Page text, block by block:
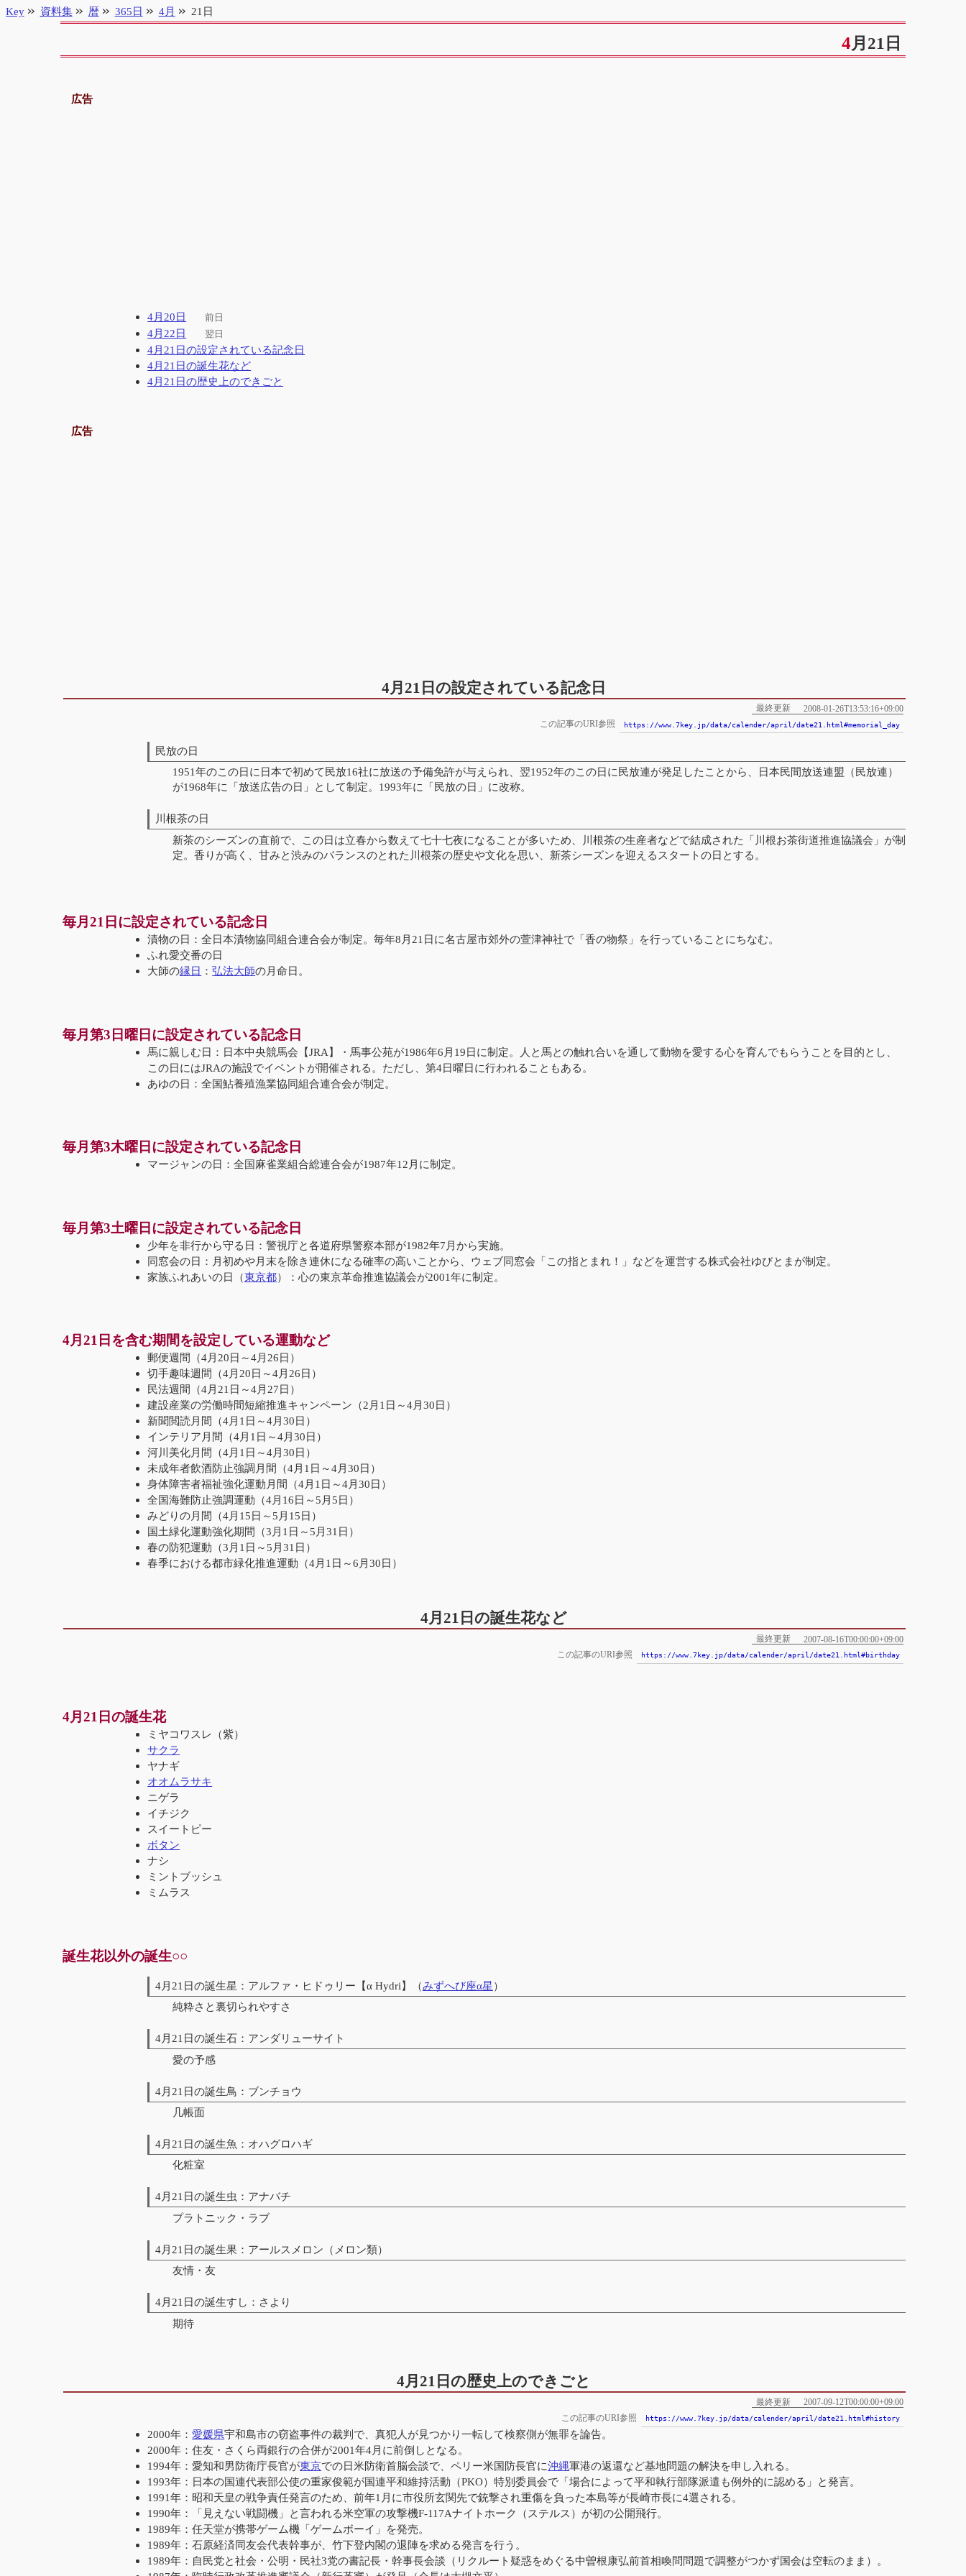
4月21日
広告
4月20日 前日
4月22日 翌日
4月21日の設定されている記念日
4月21日の誕生花など
4月21日の歴史上のできごと
広告
4月21日の設定されている記念日
最終更新
2008-01-26T13:53:16+09:00
この記事のURI参照
https://www.7key.jp/data/calender/april/date21.html#memorial_day
民放の日
1951年のこの日に日本で初めて民放16社に放送の予備免許が与えられ、翌1952年のこの日に民放連が発足したことから、日本民間放送連盟（民放連）
が1968年に「放送広告の日」として制定。1993年に「民放の日」に改称。
川根茶の日
新茶のシーズンの直前で、この日は立春から数えて七十七夜になることが多いため、川根茶の生産者などで結成された「川根お茶街道推進協議会」が制
定。香りが高く、甘みと渋みのバランスのとれた川根茶の歴史や文化を思い、新茶シーズンを迎えるスタートの日とする。
毎月21日に設定されている記念日
漬物の日：全日本漬物協同組合連合会が制定。毎年8月21日に名古屋市郊外の萱津神社で「香の物祭」を行っていることにちなむ。
ふれ愛交番の日
大師の縁日 ：弘法大師の月命日。
毎月第3日曜日に設定されている記念日
馬に親しむ日：日本中央競馬会【JRA】・馬事公苑が1986年6月19日に制定。人と馬との触れ合いを通して動物を愛する心を育んでもらうことを目的とし、
この日にはJRAの施設でイベントが開催される。ただし、第4日曜日に行われることもある。
あゆの日：全国鮎養殖漁業協同組合連合会が制定。
毎月第3木曜日に設定されている記念日
マージャンの日：全国麻雀業組合総連合会が1987年12月に制定。
毎月第3土曜日に設定されている記念日
少年を非行から守る日：警視庁と各道府県警察本部が1982年7月から実施。
同窓会の日：月初めや月末を除き連休になる確率の高いことから、ウェブ同窓会「この指とまれ！」などを運営する株式会社ゆびとまが制定。
家族ふれあいの日（東京都）：心の東京革命推進協議会が2001年に制定。
4月21日を含む期間を設定している運動など
郵便週間（4月20日～4月26日）
切手趣味週間（4月20日～4月26日）
民法週間（4月21日～4月27日）
建設産業の労働時間短縮推進キャンペーン（2月1日～4月30日）
新聞閲読月間（4月1日～4月30日）
インテリア月間（4月1日～4月30日）
河川美化月間（4月1日～4月30日）
未成年者飲酒防止強調月間（4月1日～4月30日）
身体障害者福祉強化運動月間（4月1日～4月30日）
全国海難防止強調運動（4月16日～5月5日）
みどりの月間（4月15日～5月15日）
国土緑化運動強化期間（3月1日～5月31日）
春の防犯運動（3月1日～5月31日）
春季における都市緑化推進運動（4月1日～6月30日）
4月21日の誕生花など
最終更新
2007-08-16T00:00:00+09:00
この記事のURI参照
https://www.7key.jp/data/calender/april/date21.html#birthday
4月21日の誕生花
ミヤコワスレ（紫）
サクラ
ヤナギ
オオムラサキ
ニゲラ
イチジク
スイートピー
ボタン
ナシ
ミントブッシュ
ミムラス
誕生花以外の誕生○○
4月21日の誕生星：アルファ・ヒドゥリー【α Hydri】（みずへび座α星 ）
純粋さと裏切られやすさ
4月21日の誕生石：アンダリューサイト
愛の予感
4月21日の誕生鳥：ブンチョウ
几帳面
4月21日の誕生魚：オハグロハギ
化粧室
4月21日の誕生虫：アナバチ
プラトニック・ラブ
4月21日の誕生果：アールスメロン（メロン類）
友情・友
4月21日の誕生すし：さより
期待
4月21日の歴史上のできごと
最終更新
2007-09-12T00:00:00+09:00
この記事のURI参照
https://www.7key.jp/data/calender/april/date21.html#history
2000年：愛媛県宇和島市の窃盗事件の裁判で、真犯人が見つかり一転して検察側が無罪を論告。
2000年：住友・さくら両銀行の合併が2001年4月に前倒しとなる。
1994年：愛知和男防衛庁長官が東京での日米防衛首脳会談で、ペリー米国防長官に沖縄軍港の返還など基地問題の解決を申し入れる。
1993年：日本の国連代表部公使の重家俊範が国連平和維持活動（PKO）特別委員会で「場合によって平和執行部隊派遣も例外的に認める」と発言。
1991年：昭和天皇の戦争責任発言のため、前年1月に市役所玄関先で銃撃され重傷を負った本島等が長崎市長に4選される。
1990年：「見えない戦闘機」と言われる米空軍の攻撃機F-117Aナイトホーク（ステルス）が初の公開飛行。
1989年：任天堂が携帯ゲーム機「ゲームボーイ」を発売。
1989年：石原経済同友会代表幹事が、竹下登内閣の退陣を求める発言を行う。
1989年：自民党と社会・公明・民社3党の書記長・幹事長会談（リクルート疑惑をめぐる中曽根康弘前首相喚問問題で調整がつかず国会は空転のまま）。
Key 資料集 暦 365日 4月 21日